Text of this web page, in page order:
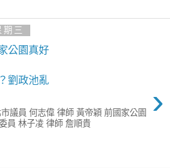
三
公園真好
劉政池亂
›
議員 何志偉 律師 黃帝穎 前國家公園
員 林子凌 律師 詹順貴